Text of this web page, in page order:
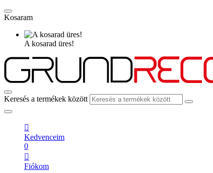
Kosaram
A kosarad üres!
Keresés a termékek között
Kedvenceim
0
Fiókom